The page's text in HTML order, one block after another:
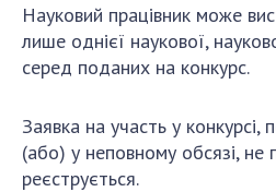
Науковий працівник може
лише однієї наукової,
серед поданих на конкурс.
Заявка на участь у
(або) у неповному обсязі, не
реєструється.